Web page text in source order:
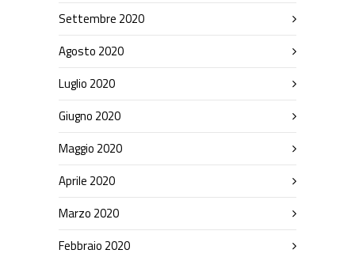
Settembre 2020
Agosto 2020
Luglio 2020
Giugno 2020
Maggio 2020
Aprile 2020
Marzo 2020
Febbraio 2020